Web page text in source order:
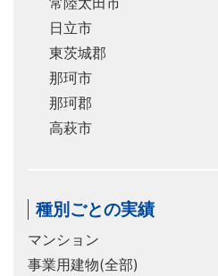
日立市
東茨城郡
那珂市
那珂郡
高萩市
種別ごとの実績
マンション
事業用建物(全部)